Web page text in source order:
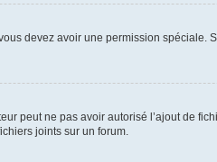
devez avoir une permission
peut ne pas avoir autorisé l’ajout de
joints sur un forum.